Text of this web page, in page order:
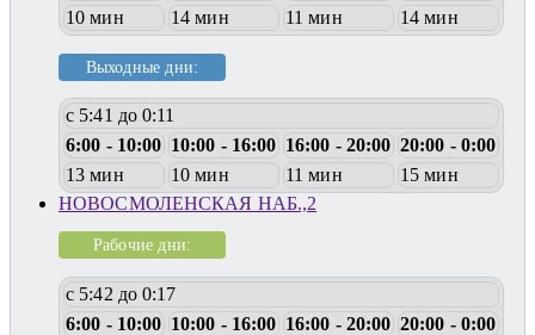
10 мин
14 мин 11 мин 14 мин
Выходные дни:
с 5:41 до 0:11
6:00 - 10:00 10:00 - 16:00 16:00 - 20:00 20:00 - 0:00
13 мин
10 мин 11 мин
15 мин
НОВОСМОЛЕНСКАЯ НАБ.,2
Рабочие дни:
с 5:42 до 0:17
6:00 - 10:00 10:00 - 16:00 16:00 - 20:00 20:00 - 0:00